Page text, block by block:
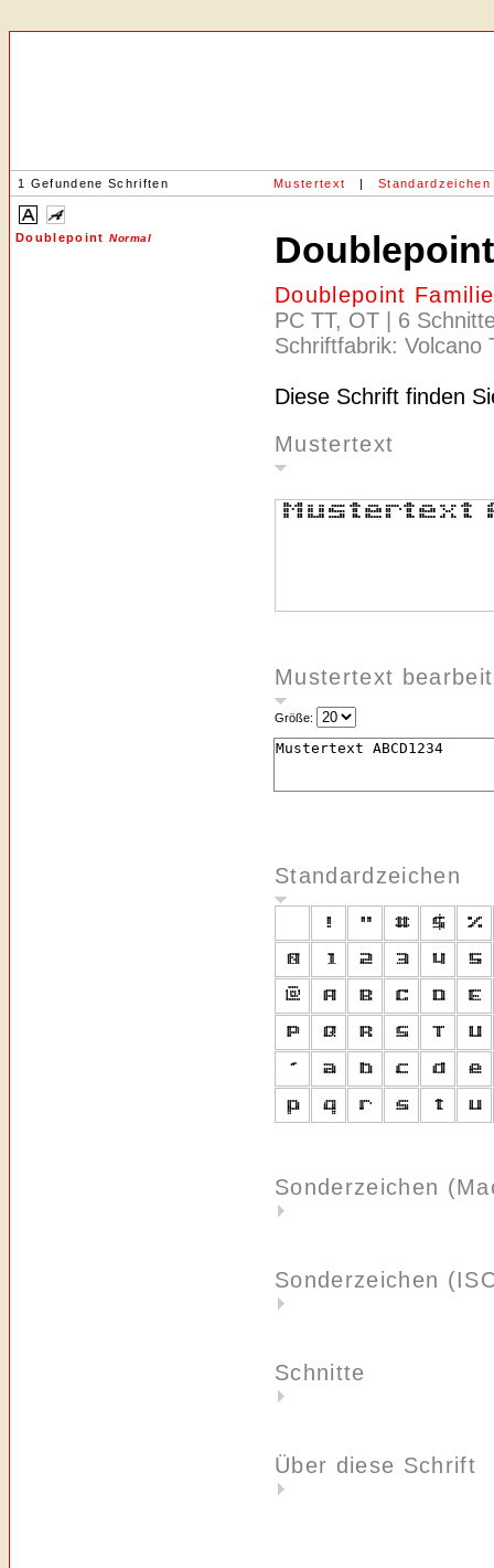
1 Gefundene Schriften Mustertext | Standardzeichen
Doublepoint Normal
Doublepoint
PC TT, OT | 6
Schriftfabrik: Volcano
Diese Schrift finden
Mustertext
Mustertext
Größe:
Standardzeichen
Sonderzeichen
Sonderzeichen
Schnitte
Über diese Schrift